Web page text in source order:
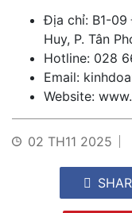
Địa chỉ: B1-09
Huy, P. Tân
Hotline: 028
Email:
Website:
02 TH11 2025